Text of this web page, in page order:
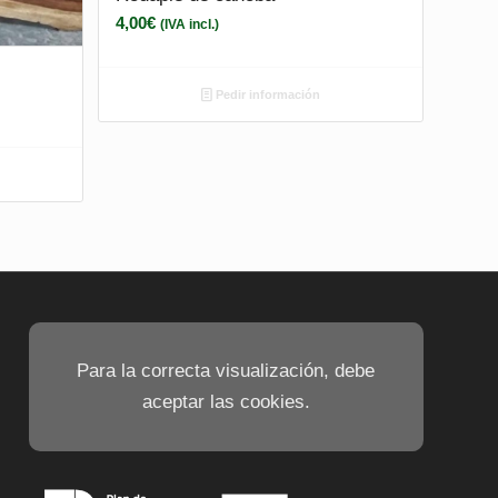
4,00€ (IVA incl.)
Pedir información
Para la correcta visualización, debe
aceptar las cookies.